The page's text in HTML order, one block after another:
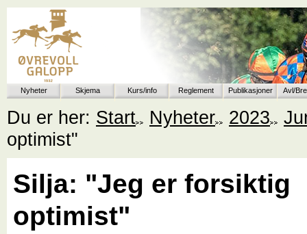
Nyheter Skjema Kurs/info Reglement Publikasjoner Avl/
Du er her: Start Nyheter 2023
optimist"
Silja: "Jeg er forsiktig
optimist"